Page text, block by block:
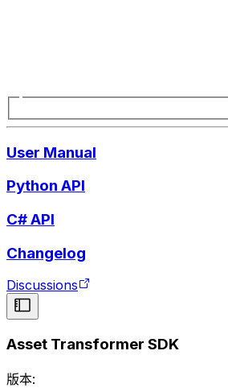
User Manual
Python API
C# API
Changelog
Discussions
Asset Transformer SDK
版本: